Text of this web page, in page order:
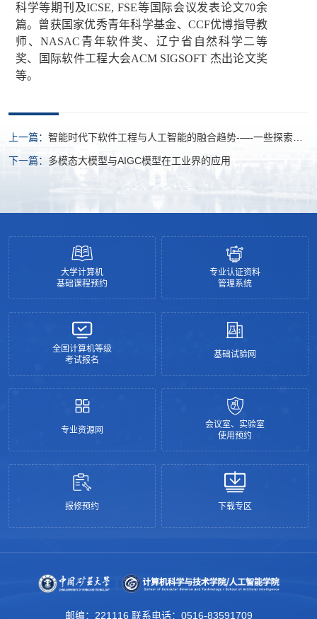
科学等期刊及ICSE, FSE等国际会议发表论文70余
篇。曾获国家优秀青年科学基金、 CCF优博指导教
师、NASAC 青年软件奖、辽宁省自然科学二等
奖、国际软件工程大会ACM SIGSOFT 杰出论文奖
等。
上一篇： 智能时代下软件工程与人工智能的融合趋势-—-一些探索与
尝试
下一篇： 多模态大模型与AIGC模型在工业界的应用
大学计算机
基础课程预约
专业认证资料
管理系统
全国计算机等级
考试报名
基础试验网
专业资源网
会议室、实验室
使用预约
报修预约 下载专区
邮编：221116 联系电话：0516-83591709